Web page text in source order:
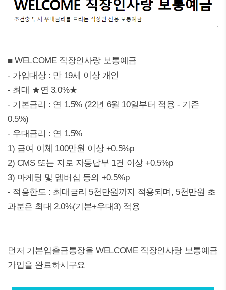
■ WELCOME 직장인사랑 보통예금
- 가입대상 : 만 19세 이상 개인
- 최대 ★연 3.0%★
- 기본금리 : 연 1.5% (22년 6월 10일부터 적용 - 기존
0.5%)
- 우대금리 : 연 1.5%
1) 급여 이체 100만원 이상 +0.5%p
2) CMS 또는 지로 자동납부 1건 이상 +0.5%p
3) 마케팅 및 멤버십 동의 +0.5%p
- 적용한도 : 최대금리 5천만원까지 적용되며, 5천만원 초
과분은 최대 2.0%(기본+우대3) 적용
먼저 기본입출금통장을 WELCOME 직장인사랑 보통예금
가입을 완료하시구요